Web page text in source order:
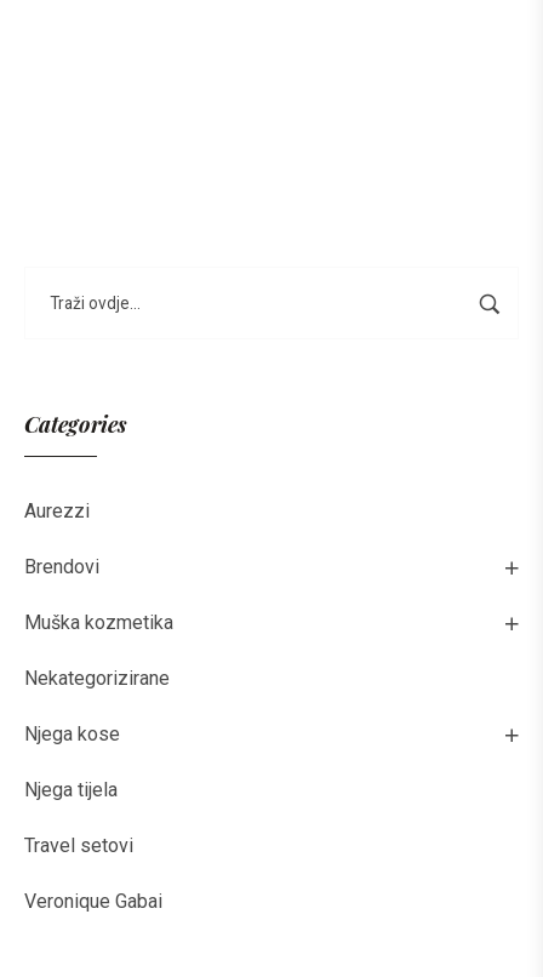
Categories
Aurezzi
Brendovi
Muška kozmetika
Nekategorizirane
Njega kose
Njega tijela
Travel setovi
Veronique Gabai